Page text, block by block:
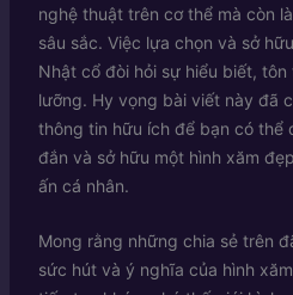
nghệ thuật trên cơ thể mà còn
sâu sắc. Việc lựa chọn và sở
Nhật cổ đòi hỏi sự hiểu biết,
lưỡng. Hy vọng bài viết này đã
thông tin hữu ích để bạn có thể
đắn và sở hữu một hình xăm
ấn cá nhân.
Mong rằng những chia sẻ trên
sức hút và ý nghĩa của hình